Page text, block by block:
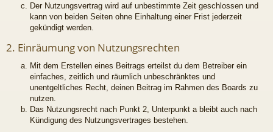
Der Nutzungsvertrag wird auf unbestimmte Zeit geschlossen und
kann von beiden Seiten ohne Einhaltung einer Frist jederzeit
gekündigt werden.
2. Einräumung von Nutzungsrechten
Mit dem Erstellen eines Beitrags erteilst du dem Betreiber ein
einfaches, zeitlich und räumlich unbeschränktes und
unentgeltliches Recht, deinen Beitrag im Rahmen des Boards zu
nutzen.
Das Nutzungsrecht nach Punkt 2, Unterpunkt a bleibt auch nach
Kündigung des Nutzungsvertrages bestehen.